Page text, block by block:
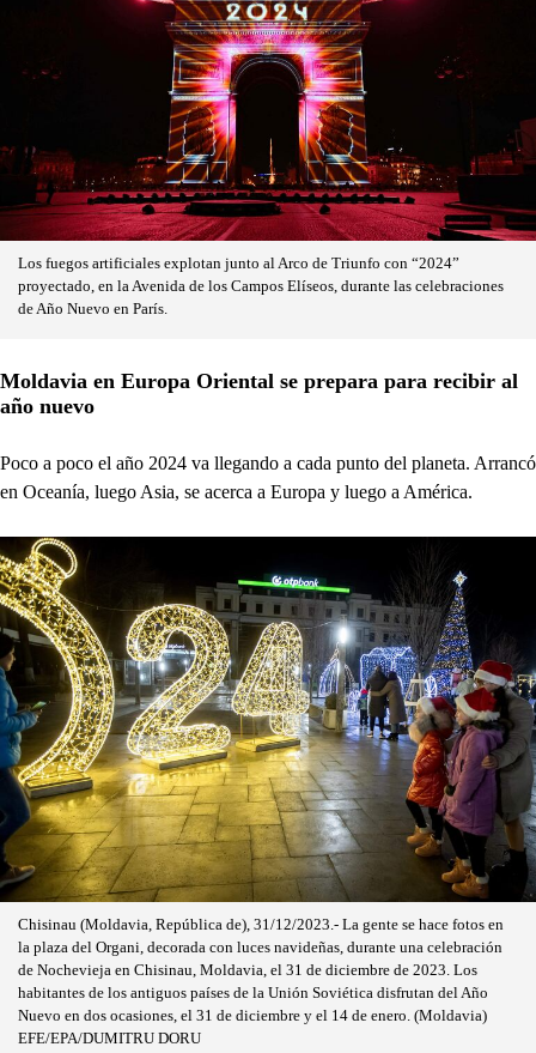
Los fuegos artificiales explotan junto al Arco de Triunfo con “2024”
proyectado, en la Avenida de los Campos Elíseos, durante las celebraciones
de Año Nuevo en París.
Moldavia en Europa Oriental se prepara para recibir al
año nuevo
Poco a poco el año 2024 va llegando a cada punto del planeta. Arrancó
en Oceanía, luego Asia, se acerca a Europa y luego a América.
Chisinau (Moldavia, República de), 31/12/2023.- La gente se hace fotos en
la plaza del Organi, decorada con luces navideñas, durante una celebración
de Nochevieja en Chisinau, Moldavia, el 31 de diciembre de 2023. Los
habitantes de los antiguos países de la Unión Soviética disfrutan del Año
Nuevo en dos ocasiones, el 31 de diciembre y el 14 de enero. (Moldavia)
EFE/EPA/DUMITRU DORU